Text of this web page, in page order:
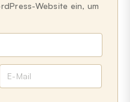
Website ein, um